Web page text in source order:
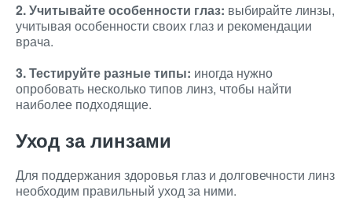
2. Учитывайте особенности глаз: выбирайте линзы,
учитывая особенности своих глаз и рекомендации
врача.
3. Тестируйте разные типы: иногда нужно
опробовать несколько типов линз, чтобы найти
наиболее подходящие.
Уход за линзами
Для поддержания здоровья глаз и долговечности линз
необходим правильный уход за ними.